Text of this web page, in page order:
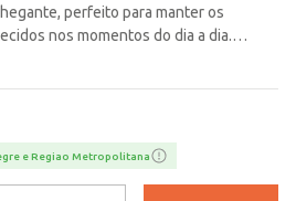
perfeito para manter os
nos momentos do dia a dia.
fechamento frontal por zíper e
divertido, delicado e cheio de encanto
e estilosa, ideal para deixar a
e cheia de
e Regiao Metropolitana